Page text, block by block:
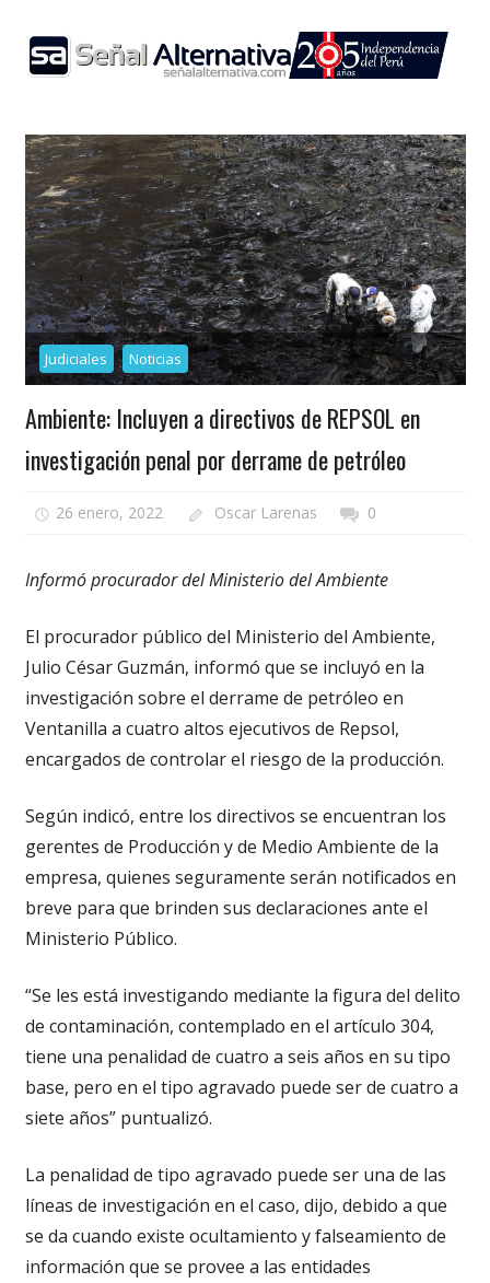
content
Judiciales Noticias
Ambiente: Incluyen a directivos de REPSOL en
investigación penal por derrame de petróleo
26 enero, 2022 Oscar Larenas 0
Informó procurador del Ministerio del Ambiente
El procurador público del Ministerio del Ambiente,
Julio César Guzmán, informó que se incluyó en la
investigación sobre el derrame de petróleo en
Ventanilla a cuatro altos ejecutivos de Repsol,
encargados de controlar el riesgo de la producción.
Según indicó, entre los directivos se encuentran los
gerentes de Producción y de Medio Ambiente de la
empresa, quienes seguramente serán notificados en
breve para que brinden sus declaraciones ante el
Ministerio Público.
“Se les está investigando mediante la figura del delito
de contaminación, contemplado en el artículo 304,
tiene una penalidad de cuatro a seis años en su tipo
base, pero en el tipo agravado puede ser de cuatro a
siete años” puntualizó.
La penalidad de tipo agravado puede ser una de las
líneas de investigación en el caso, dijo, debido a que
se da cuando existe ocultamiento y falseamiento de
información que se provee a las entidades